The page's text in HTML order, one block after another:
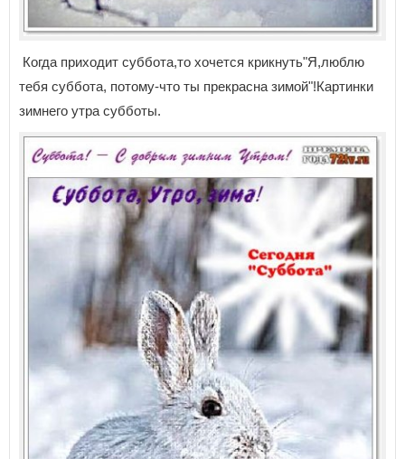
Когда приходит суббота,то хочется крикнуть"Я,люблю
тебя суббота, потому-что ты прекрасна зимой"!Картинки
зимнего утра субботы.